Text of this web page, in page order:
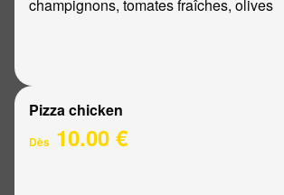
champignons, tomates fraîches, olives
Pizza chicken
Dès 10.00 €